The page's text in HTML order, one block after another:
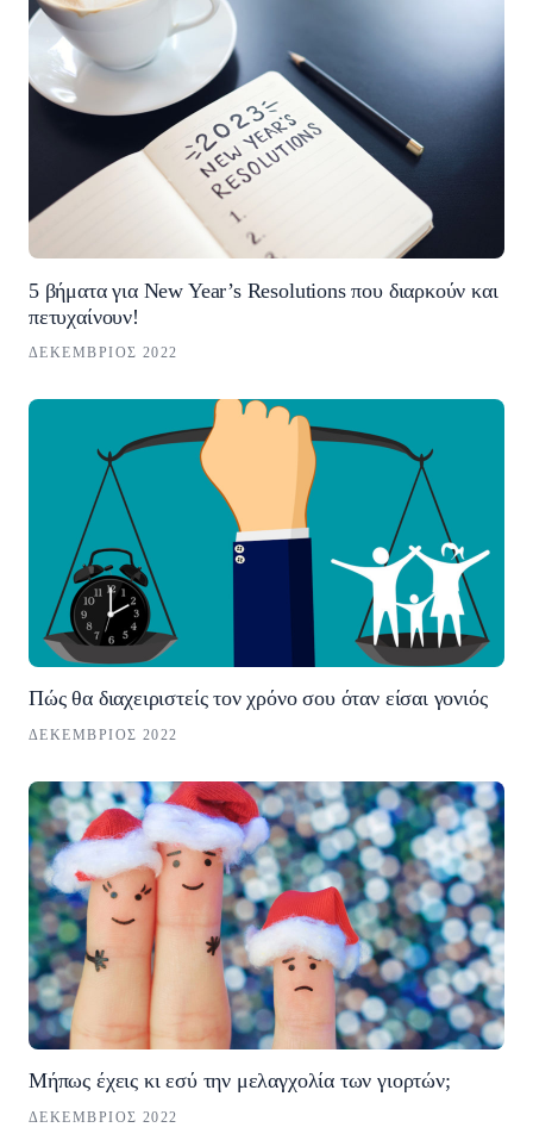
5 βήματα για New Year’s Resolutions που διαρκούν και
πετυχαίνουν!
ΔΕΚΈΜΒΡΙΟΣ 2022
Πώς θα διαχειριστείς τον χρόνο σου όταν είσαι γονιός
ΔΕΚΈΜΒΡΙΟΣ 2022
Μήπως έχεις κι εσύ την μελαγχολία των γιορτών;
ΔΕΚΈΜΒΡΙΟΣ 2022